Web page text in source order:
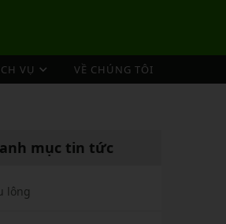
Lông Lining
Victor
VỤ
VỀ CHÚNG TÔI
mục tin tức
lông